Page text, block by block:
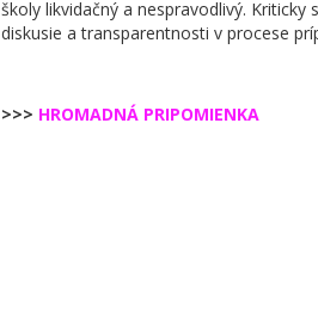
školy likvidačný a nespravodlivý.
diskusie a transparentnosti v procese
>>> HROMADNÁ PRIPOMIENKA